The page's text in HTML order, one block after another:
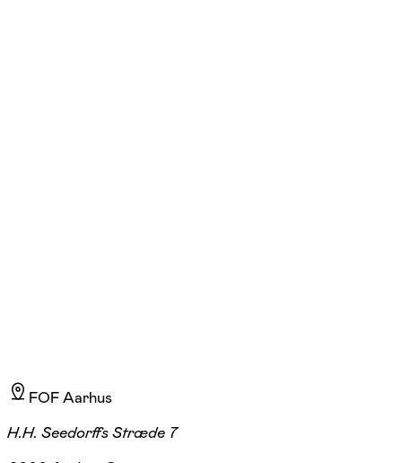
FOF Aarhus
H.H. Seedorffs Stræde 7